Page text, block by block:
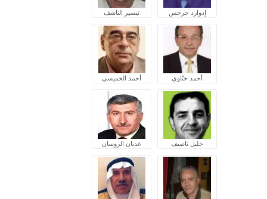
إدوارد جرجس تيسير الناشف
أحمد ختّاوي أحمد الخميسي
خليل ناصيف عدنان الروسان